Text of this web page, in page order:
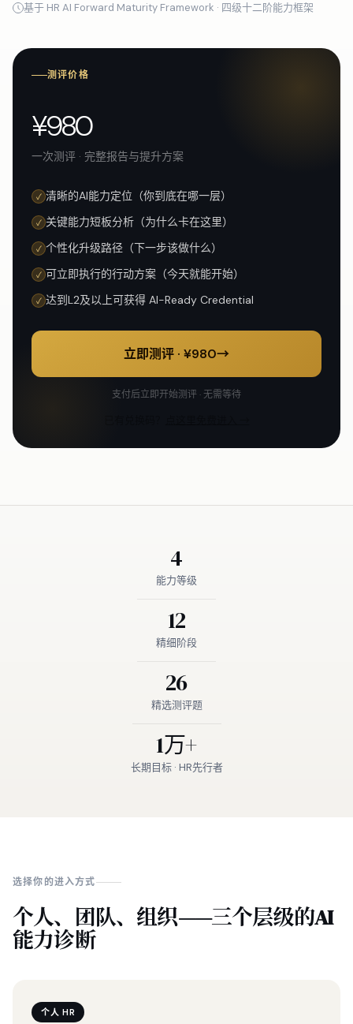
基于 HR AI Forward Maturity Framework · 四级十二阶能力框架
测评价格
¥980
一次测评 · 完整报告与提升方案
✓ 清晰的AI能力定位（你到底在哪一层）
✓ 关键能力短板分析（为什么卡在这里）
✓ 个性化升级路径（下一步该做什么）
✓ 可立即执行的行动方案（今天就能开始）
✓ 达到L2及以上可获得 AI-Ready Credential
立即测评 · ¥980→
支付后立即开始测评 · 无需等待
4
能力等级
12
精细阶段
26
精选测评题
1万+
长期目标 · HR先行者
选择你的进入方式
个人、团队、组织——三个层级的AI
能力诊断
个人 HR